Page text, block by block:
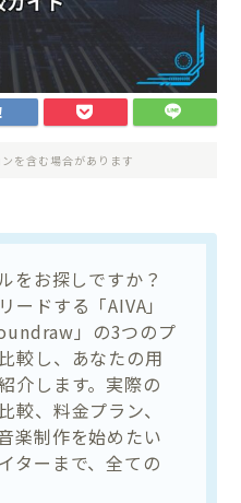
を含む場合があります
をお探しですか？
ードする「AIVA」
」の3つのプ
較し、あなたの用
介します。実際の
較、料金プラン、
楽制作を始めたい
ターまで、全ての